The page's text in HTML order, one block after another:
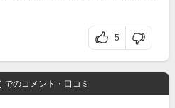
5
でのコメント・口コミ